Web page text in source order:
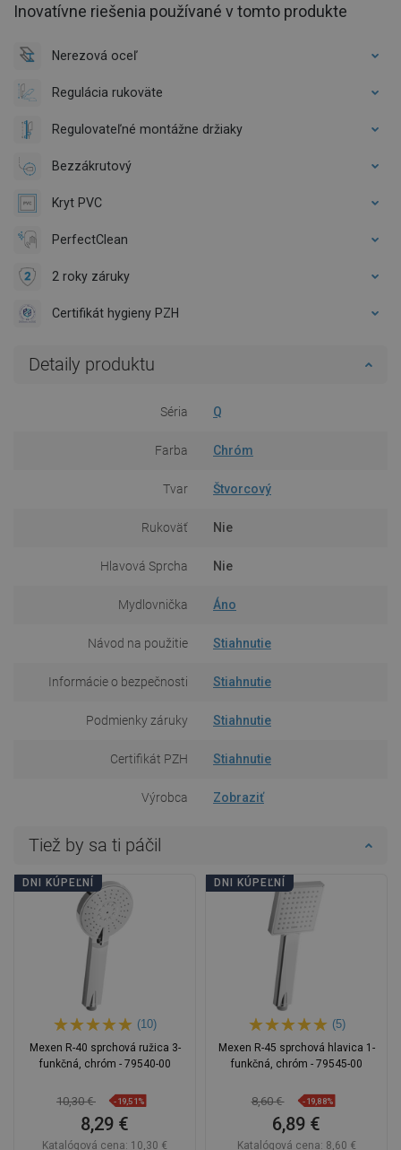
Inovatívne riešenia používané v tomto produkte
Nerezová oceľ
Regulácia rukoväte
Regulovateľné montážne držiaky
Bezzákrutový
Kryt PVC
PerfectClean
2 roky záruky
Certifikát hygieny PZH
Detaily produktu
Séria Q
Farba Chróm
Tvar Štvorcový
Rukoväť Nie
Hlavová Sprcha Nie
Mydlovnička Áno
Návod na použitie Stiahnutie
Informácie o bezpečnosti Stiahnutie
Podmienky záruky Stiahnutie
Certifikát PZH Stiahnutie
Výrobca Zobraziť
Tiež by sa ti páčil
DNI KÚPEĽNÍ
(10)
Mexen R-40 sprchová ružica 3-
funkčná, chróm - 79540-00
10,30 € -19,51%
8,29 €
Katalógová cena: 10,30 €
DNI KÚPEĽNÍ
(5)
Mexen R-45 sprchová hlavica 1-
funkčná, chróm - 79545-00
8,60 € -19,88%
6,89 €
Katalógová cena: 8,60 €